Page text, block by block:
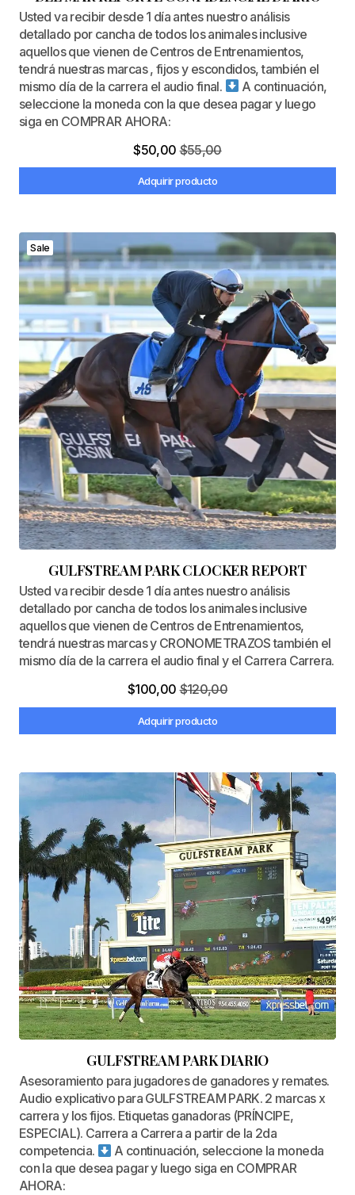
Usted va recibir desde 1 día antes nuestro análisis
detallado por cancha de todos los animales inclusive
aquellos que vienen de Centros de Entrenamientos,
tendrá nuestras marcas , fijos y escondidos, también el
mismo día de la carrera el audio final.
A continuación,
seleccione la moneda con la que desea pagar y luego
siga en COMPRAR AHORA:
$55,00
$50,00
Adquirir producto
Sale
GULFSTREAM PARK CLOCKER REPORT
Usted va recibir desde 1 día antes nuestro análisis
detallado por cancha de todos los animales inclusive
aquellos que vienen de Centros de Entrenamientos,
tendrá nuestras marcas y CRONOMETRAZOS también el
mismo día de la carrera el audio final y el Carrera Carrera.
$120,00
$100,00
Adquirir producto
GULFSTREAM PARK DIARIO
Asesoramiento para jugadores de ganadores y remates.
Audio explicativo para GULFSTREAM PARK. 2 marcas x
carrera y los fijos. Etiquetas ganadoras (PRÍNCIPE,
ESPECIAL). Carrera a Carrera a partir de la 2da
competencia.
A continuación, seleccione la moneda
con la que desea pagar y luego siga en COMPRAR
AHORA: